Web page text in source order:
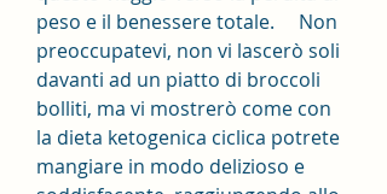
peso e il benessere totale.     Non
preoccupatevi, non vi lascerò soli
davanti ad un piatto di broccoli
bolliti, ma vi mostrerò come con
la dieta ketogenica ciclica potrete
mangiare in modo delizioso e